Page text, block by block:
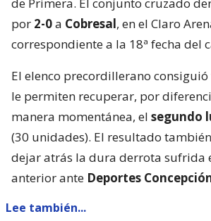
por 2-0a Cobresal, en el Claro
correspondiente a la 18ª fecha del
El elenco precordillerano
le permiten recuperar, por
manera momentánea, el segundo
(30 unidades). El resultado
dejar atrás la dura derrota sufrida
anterior ante Deportes
Lee también...